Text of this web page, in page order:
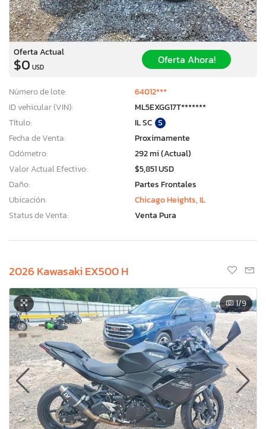
Oferta Actual
$0 USD
Oferta Ahora!
Número de lote:
64012***
ID vehicular (VIN):
ML5EXGG17T*******
Título:
IL SC S
Fecha de Venta:
Proximamente
Odómetro:
292 mi (Actual)
Valor Actual Efectivo:
$5,851 USD
Daño:
Partes Frontales
Ubicación:
Chicago Heights, IL
Status de Venta:
Venta Pura
2026 Kawasaki EX500 H
1/9